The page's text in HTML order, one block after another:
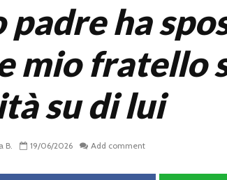
padre ha
mio fratello
su di lui
B. 19/06/2026 Add comment